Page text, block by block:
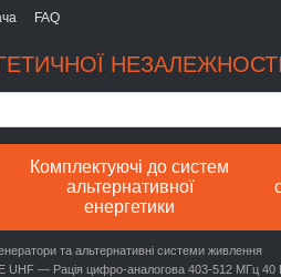
FAQ
Комплектуючі до систем
альтернативної
енергетики
та альтернативні системи живлення
UHF — Рація цифро-аналогова 403-512 МГц 40